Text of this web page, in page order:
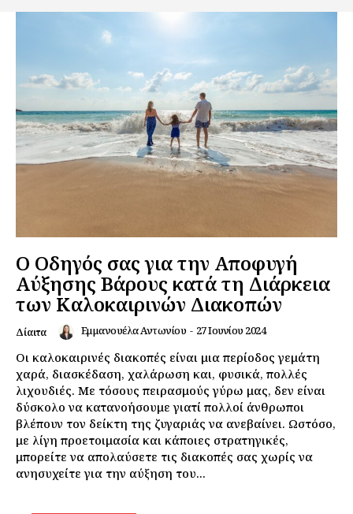
Ο Οδηγός σας για την Αποφυγή
Αύξησης Βάρους κατά τη Διάρκεια
των Καλοκαιρινών Διακοπών
Δίαιτα Εμμανουέλα Αντωνίου - 27 Ιουνίου 2024
Οι καλοκαιρινές διακοπές είναι μια περίοδος γεμάτη
χαρά, διασκέδαση, χαλάρωση και, φυσικά, πολλές
λιχουδιές. Με τόσους πειρασμούς γύρω μας, δεν είναι
δύσκολο να κατανοήσουμε γιατί πολλοί άνθρωποι
βλέπουν τον δείκτη της ζυγαριάς να ανεβαίνει. Ωστόσο,
με λίγη προετοιμασία και κάποιες στρατηγικές,
μπορείτε να απολαύσετε τις διακοπές σας χωρίς να
ανησυχείτε για την αύξηση του...